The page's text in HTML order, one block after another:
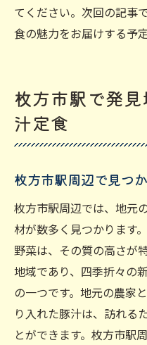
てください。次回の記事
食の魅力をお届けする予
枚方市駅で発
汁定食
枚方市駅周辺で見つ
枚方市駅周辺では、地元
材が数多く見つかります
野菜は、その質の高さが
地域であり、四季折々の
の一つです。地元の農家
り入れた豚汁は、訪れる
とができます。枚方市駅